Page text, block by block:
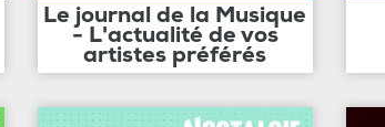
Le journal de la Musique
- L'actualité de vos
artistes préférés